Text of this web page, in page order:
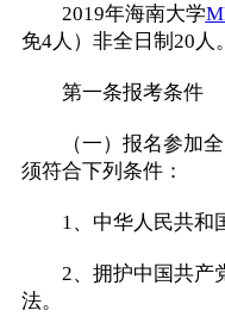
2019年海南大学
免4人）非全日制20人。
第一条报考条件
（一）报名参加全
须符合下列条件：
1、中华人民共和国
2、拥护中国共产党
法。